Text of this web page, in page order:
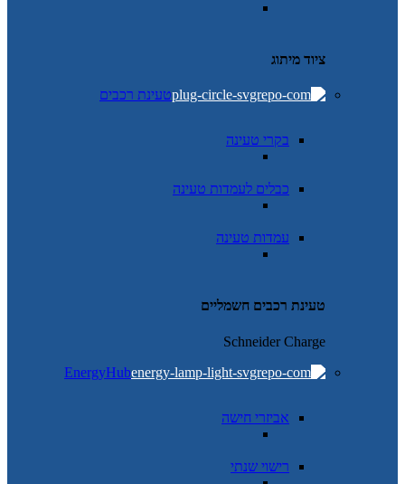
ציוד מיתוג
טעינת רכבים
בקרי טעינה
כבלים לעמדות טעינה
עמדות טעינה
טעינת רכבים חשמליים
Schneider Charge
EnergyHub
אביזרי חישה
רישוי שנתי